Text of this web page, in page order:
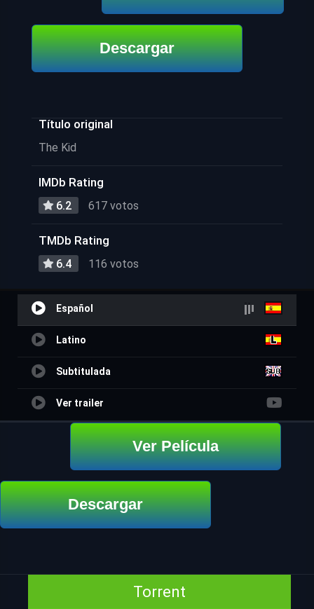
Descargar
Título original
The Kid
IMDb Rating
6.2 617 votos
TMDb Rating
6.4 116 votos
Español
Latino
Subtitulada
Ver trailer
Ver Película
Descargar
Torrent